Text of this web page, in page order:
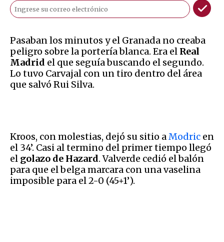
Pasaban los minutos y el Granada no creaba
peligro sobre la portería blanca. Era el Real
Madrid el que seguía buscando el segundo.
Lo tuvo Carvajal con un tiro dentro del área
que salvó Rui Silva.
Kroos, con molestias, dejó su sitio aModric en
el 34’. Casi al termino del primer tiempo llegó
el golazo de Hazard. Valverde cedió el balón
para que el belga marcara con una vaselina
imposible para el 2-0 (45+1’).